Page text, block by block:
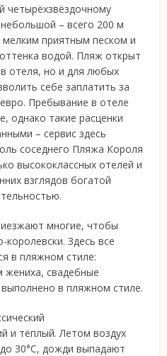
четырёхзвёздочному
– всего 200 м
приятным песком и
водой. Пляж открыт
отеля, но и для любых
себе заплатить за
Пребывание в отеле
однако такие расценки
– сервис здесь
соседнего Пляжа Короля
высококлассных отелей и
взглядов богатой
многие, чтобы
Здесь все
в пляжном стиле:
жениха, свадебные
в пляжном стиле.
и тёплый. Летом воздух
30°C, дожди выпадают